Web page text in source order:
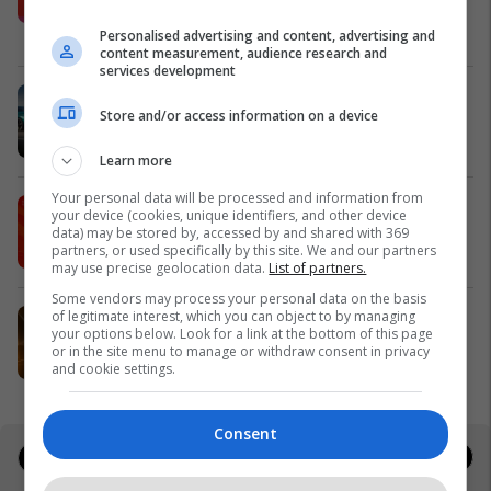
Meridian
të preferuara Peugeot
IPKO vazhdon partneritetin me
Sunny Hill Festival 2026
IPKO
EXPO DIASPORA 2026 mbahet më
3, 4 dhe 5 gusht në Prishtinë
Expo Prishtina
Jobs Real Estate
Personalised advertising and content, advertising and
content measurement, audience research and
services development
Store and/or access information on a device
Learn more
Your personal data will be processed and information from
your device (cookies, unique identifiers, and other device
data) may be stored by, accessed by and shared with 369
partners, or used specifically by this site. We and our partners
may use precise geolocation data. List of partners.
Some vendors may process your personal data on the basis
of legitimate interest, which you can object to by managing
your options below. Look for a link at the bottom of this page
or in the site menu to manage or withdraw consent in privacy
and cookie settings.
Consent